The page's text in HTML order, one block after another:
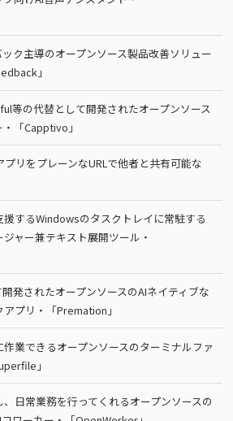
ク主導のオープンソース製品改善ソリュー
」
等の代替として開発されたオープンソース
「Capptivo」
リをプレーンなURLで他者と共有可能な
するWindowsのタスクトレイに常駐する
ャー兼テキスト展開ツール・
発されたオープンソースのAIネイティブな
プリ・「Premation」
業できるオープンソースのターミナルファ
」
日常業務を行ってくれるオープンソースの